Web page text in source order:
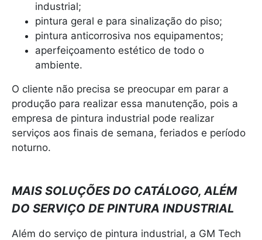
industrial;
pintura geral e para sinalização do piso;
pintura anticorrosiva nos equipamentos;
aperfeiçoamento estético de todo o
ambiente.
O cliente não precisa se preocupar em parar a
produção para realizar essa manutenção, pois a
empresa de pintura industrial pode realizar
serviços aos finais de semana, feriados e período
noturno.
MAIS SOLUÇÕES DO CATÁLOGO, ALÉM
DO SERVIÇO DE PINTURA INDUSTRIAL
Além do serviço de pintura industrial, a GM Tech